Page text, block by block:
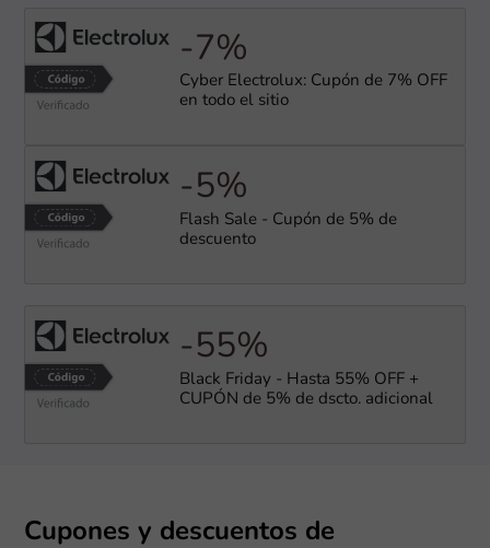
-7%
Cyber Electrolux: Cupón de 7% OFF
en todo el sitio
-5%
Flash Sale - Cupón de 5% de
descuento
-55%
Black Friday - Hasta 55% OFF +
CUPÓN de 5% de dscto. adicional
Cupones y descuentos de